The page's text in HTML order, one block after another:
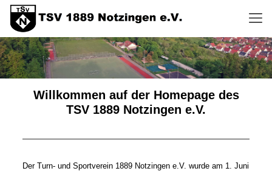
Willkommen auf der Homepage des
TSV 1889 Notzingen e.V.
Der Turn‐ und Sportverein 1889 Notzingen e.V. wurde am 1. Juni